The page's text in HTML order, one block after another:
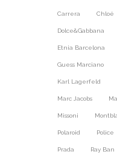
Carrera Chloé
Dolce&Gabbana
Etnia Barcelona
Guess Marciano
Karl Lagerfeld
Marc Jacobs
Missoni
Polaroid Police
Prada Ray Ban